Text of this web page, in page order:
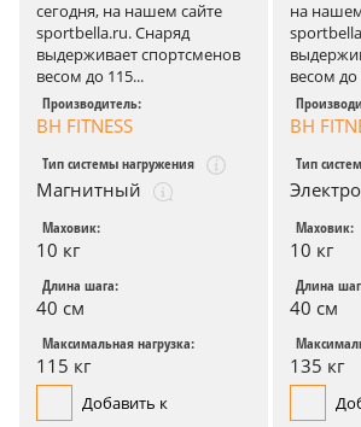
сегодня, на нашем сайте
sportbella.ru. Снаряд
выдерживает спортсменов
весом до 115...
Производитель:
BH FITNESS
Тип системы нагружения
Магнитный
Маховик:
10 кг
Длина шага:
40 см
Максимальная нагрузка:
115 кг
Добавить к
на
весом до
BH
Тип
Маховик:
10 кг
Длина
40 см
135 кг